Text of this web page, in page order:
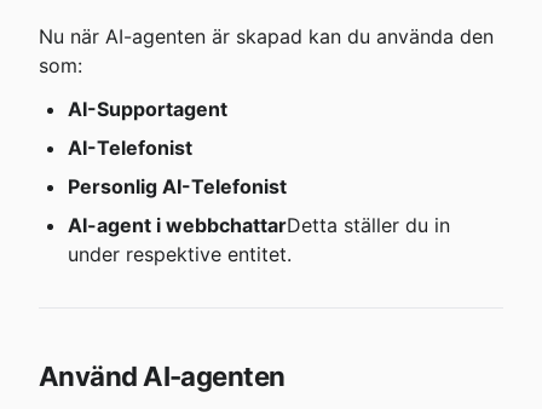
Nu när AI-agenten är skapad kan du använda den
som:
AI-Supportagent
AI-Telefonist
Personlig AI-Telefonist
AI-agent i webbchattarDetta ställer du in
under respektive entitet.
Använd AI-agenten